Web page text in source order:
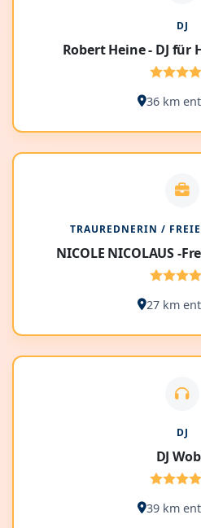
DJ
Robert Heine - DJ für
36 km
TRAUREDNERIN /
NICOLE NICOLAUS -
27 km
DJ
DJ
39 km